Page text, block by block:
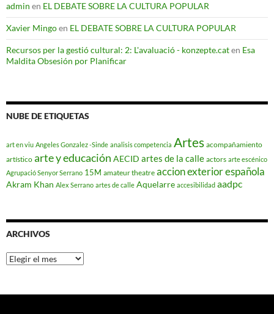
admin en EL DEBATE SOBRE LA CULTURA POPULAR
Xavier Mingoen EL DEBATE SOBRE LA CULTURA POPULAR
Recursos per la gestió cultural: 2: L'avaluació - konzepte.caten Esa
Maldita Obsesión por Planificar
NUBE DE ETIQUETAS
art en viu Angeles Gonzalez -Sinde analisis competencia Artes acompañamiento
artístico arte y educación AECID artes de la calle actors arte escénico
Agrupació Senyor Serrano 15M amateur theatre accion exterior española
Akram Khan Alex Serrano artes de calle Aquelarre accesibilidad aadpc
ARCHIVOS
Archivos